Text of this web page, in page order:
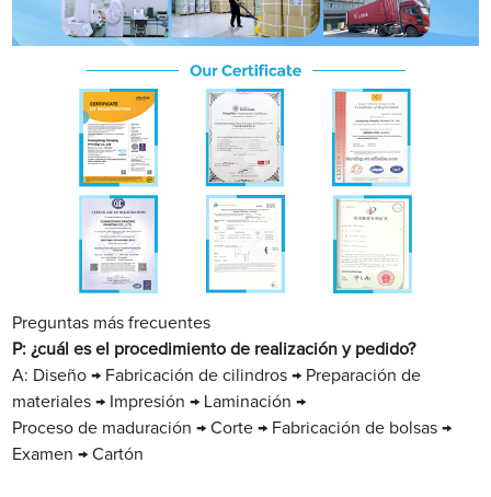
Preguntas más frecuentes
P: ¿cuál es el procedimiento de realización y pedido?
A: Diseño → Fabricación de cilindros → Preparación de
materiales → Impresión → Laminación →
Proceso de maduración → Corte → Fabricación de bolsas →
Examen → Cartón